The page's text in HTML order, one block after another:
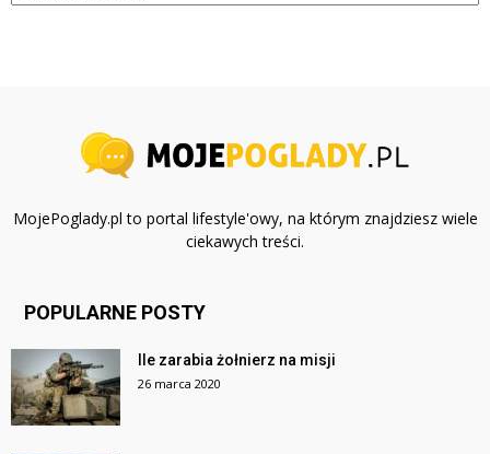
MojePoglady.pl to portal lifestyle'owy, na którym znajdziesz wiele
ciekawych treści.
POPULARNE POSTY
Ile zarabia żołnierz na misji
26 marca 2020